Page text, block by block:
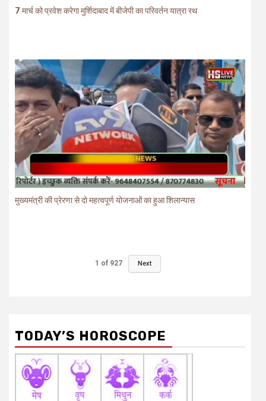
7 मार्च को प्रवेश करेगा मुर्शिदाबाद में बीजेपी का परिवर्तन यात्रा रथ
मुख्यमंत्री की प्रेरणा से दो महत्वपूर्ण योजनाओं का हुआ शिलान्यास
1 of 927 Next
TODAY’S HOROSCOPE